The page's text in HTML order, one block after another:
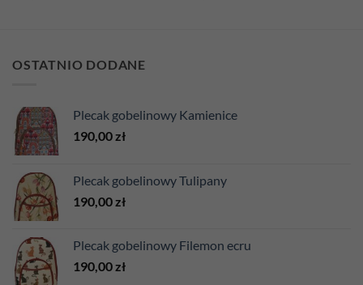
OSTATNIO DODANE
Plecak gobelinowy Kamienice
190,00 zł
Plecak gobelinowy Tulipany
190,00 zł
Plecak gobelinowy Filemon ecru
190,00 zł